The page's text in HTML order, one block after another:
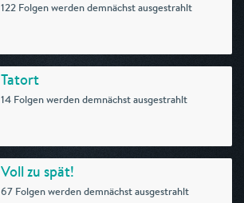
122 Folgen werden demnächst ausgestrahlt
Tatort
14 Folgen werden demnächst ausgestrahlt
Voll zu spät!
67 Folgen werden demnächst ausgestrahlt